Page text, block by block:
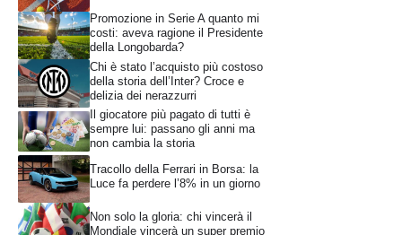
Promozione in Serie A quanto mi
costi: aveva ragione il Presidente
della Longobarda?
Chi è stato l’acquisto più costoso
della storia dell’Inter? Croce e
delizia dei nerazzurri
Il giocatore più pagato di tutti è
sempre lui: passano gli anni ma
non cambia la storia
Tracollo della Ferrari in Borsa: la
Luce fa perdere l’8% in un giorno
Non solo la gloria: chi vincerà il
Mondiale vincerà un super premio